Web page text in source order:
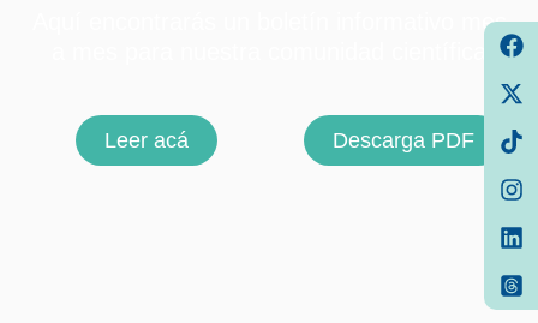
Aquí encontrarás un boletín informativo mes
Leer acá Descarga PDF